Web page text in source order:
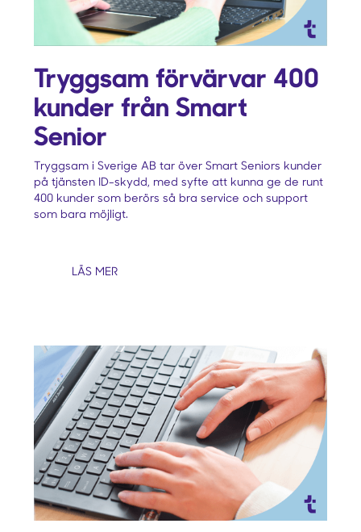
Tryggsam förvärvar 400
kunder från Smart
Senior
Tryggsam i Sverige AB tar över Smart Seniors kunder
på tjänsten ID-skydd, med syfte att kunna ge de runt
400 kunder som berörs så bra service och support
som bara möjligt.
LÄS MER